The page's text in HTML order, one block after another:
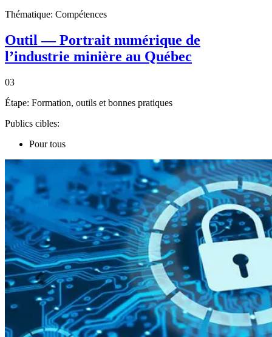
Thématique: Compétences
Outil — Portrait numérique de
l’industrie minière au Québec
03
Étape: Formation, outils et bonnes pratiques
Publics cibles:
Pour tous